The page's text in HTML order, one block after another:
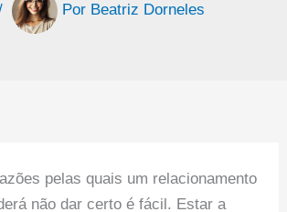
Por Beatriz Dorneles
pelas quais um relacionamento
não dar certo é fácil. Estar a